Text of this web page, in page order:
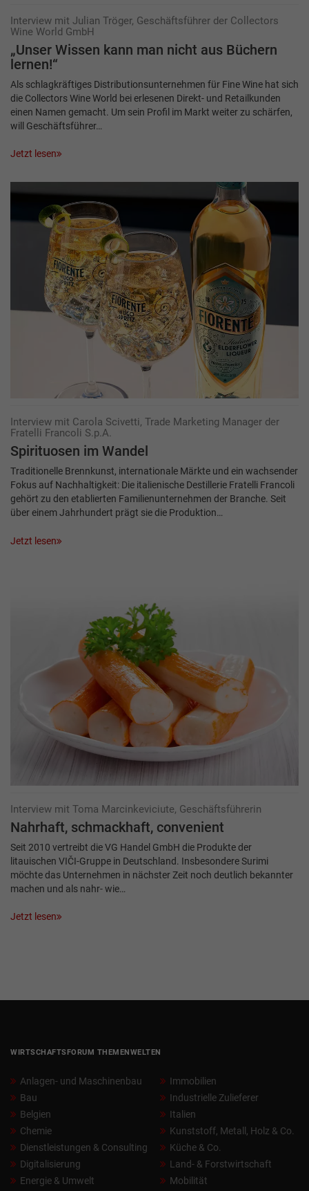
Interview mit Julian Tröger, Geschäftsführer der Collectors
Wine World GmbH
„Unser Wissen kann man nicht aus Büchern
lernen!“
Als schlagkräftiges Distributionsunternehmen für Fine Wine hat sich
die Collectors Wine World bei erlesenen Direkt- und Retailkunden
einen Namen gemacht. Um sein Profil im Markt weiter zu schärfen,
will Geschäftsführer…
Jetzt lesen
Interview mit Carola Scivetti, Trade Marketing Manager der
Fratelli Francoli S.p.A.
Spirituosen im Wandel
Traditionelle Brennkunst, internationale Märkte und ein wachsender
Fokus auf Nachhaltigkeit: Die italienische Destillerie Fratelli Francoli
gehört zu den etablierten Familienunternehmen der Branche. Seit
über einem Jahrhundert prägt sie die Produktion…
Jetzt lesen
Interview mit Toma Marcinkeviciute, Geschäftsführerin
Nahrhaft, schmackhaft, convenient
Seit 2010 vertreibt die VG Handel GmbH die Produkte der
litauischen VIČI-Gruppe in Deutschland. Insbesondere Surimi
möchte das Unternehmen in nächster Zeit noch deutlich bekannter
machen und als nahr- wie…
Jetzt lesen
WIRTSCHAFTSFORUM THEMENWELTEN
Anlagen- und Maschinenbau
Bau
Belgien
Chemie
Dienstleistungen & Consulting
Digitalisierung
Energie & Umwelt
Immobilien
Industrielle Zulieferer
Italien
Kunststoff, Metall, Holz & Co.
Küche & Co.
Land- & Forstwirtschaft
Mobilität